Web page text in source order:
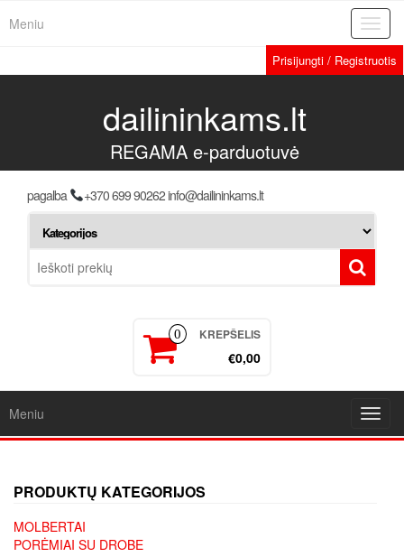
Meniu
Prisijungti / Registruotis
dailininkams.lt
REGAMA e-parduotuvė
pagalba +370 699 90262 info@dailininkams.lt
0 KREPŠELIS
€0,00
Meniu
PRODUKTŲ KATEGORIJOS
MOLBERTAI
PORĖMIAI SU DROBE